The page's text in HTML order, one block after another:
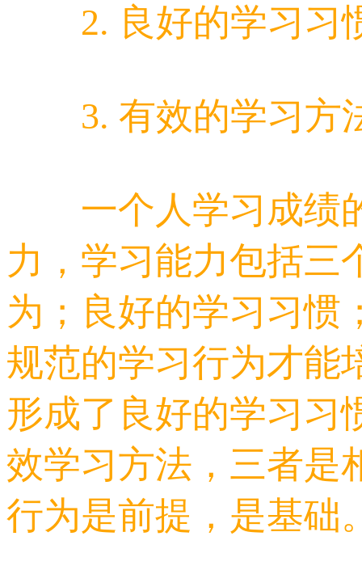
2. 良好的学习习
3. 有效的学习方
一个人学习成绩
力，学习能力包括三
为；良好的学习习惯
规范的学习行为才能
形成了良好的学习习
效学习方法，三者是
行为是前提，是基础